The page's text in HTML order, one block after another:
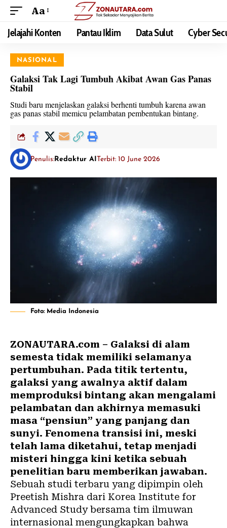
Aa
Jelajahi Konten Pantau Iklim Data Sulut Cyber
NASIONAL
Galaksi Tak Lagi Tumbuh Akibat Awan Gas Panas
Stabil
Studi baru menjelaskan galaksi berhenti tumbuh karena awan
gas panas stabil memicu pelambatan pembentukan bintang.
Penulis: Redaktur AITerbit: 10 June 2026
Foto: Media Indonesia
ZONAUTARA.com – Galaksi di alam
semesta tidak memiliki selamanya
pertumbuhan. Pada titik tertentu,
galaksi yang awalnya aktif dalam
memproduksi bintang akan mengalami
pelambatan dan akhirnya memasuki
masa “pensiun” yang panjang dan
sunyi. Fenomena transisi ini, meski
telah lama diketahui, tetap menjadi
misteri hingga kini ketika sebuah
penelitian baru memberikan jawaban.
Sebuah studi terbaru yang dipimpin oleh
Preetish Mishra dari Korea Institute for
Advanced Study bersama tim ilmuwan
internasional mengungkapkan bahwa